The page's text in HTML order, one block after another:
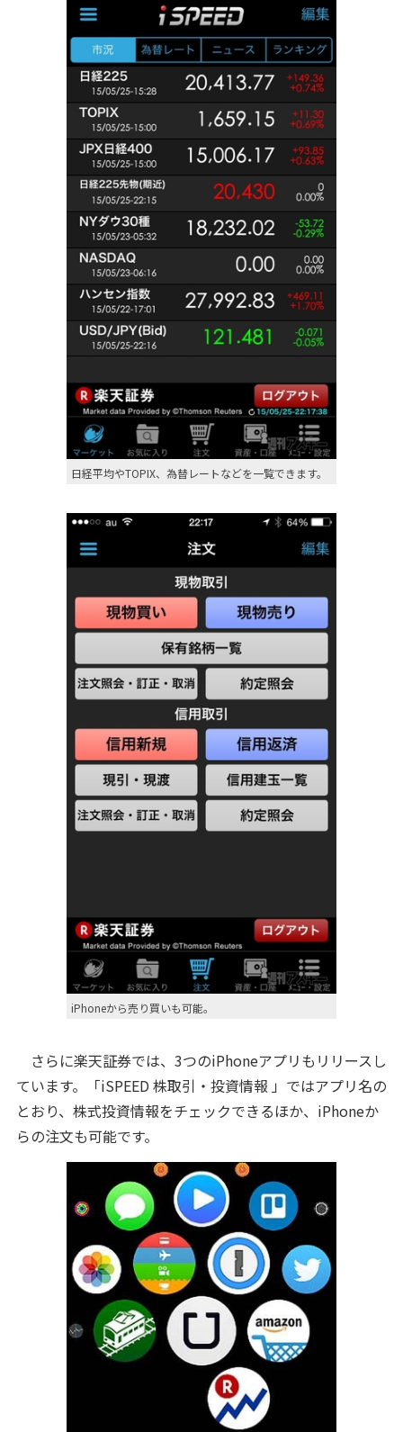
日経平均やTOPIX、為替レートなどを一覧できます。
iPhoneから売り買いも可能。
さらに楽天証券では、3つのiPhoneアプリもリリースし
ています。「iSPEED 株取引・投資情報 」ではアプリ名の
とおり、株式投資情報をチェックできるほか、iPhoneか
らの注文も可能です。